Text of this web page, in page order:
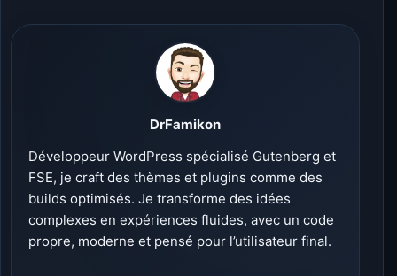
DrFamikon
Développeur WordPress spécialisé Gutenberg et
FSE, je craft des thèmes et plugins comme des
builds optimisés. Je transforme des idées
complexes en expériences fluides, avec un code
propre, moderne et pensé pour l’utilisateur final.